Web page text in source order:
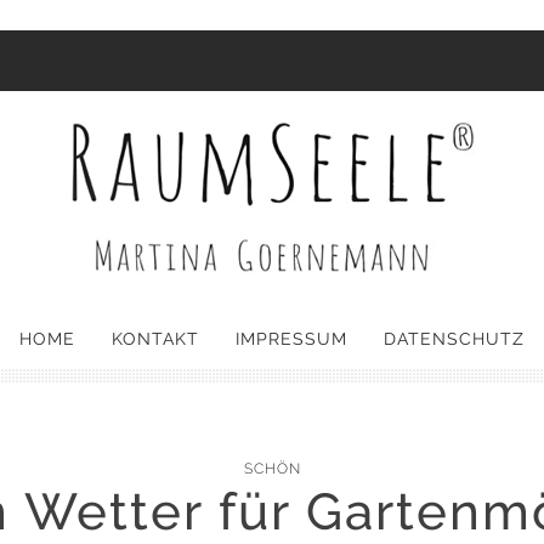
HOME KONTAKT IMPRESSUM DATENSCHUTZ
SCHÖN
Wetter für